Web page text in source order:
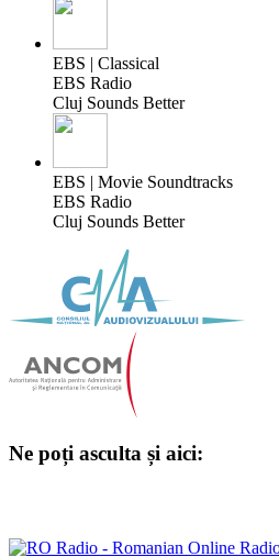
EBS | Classical
EBS Radio
Cluj Sounds Better
EBS | Movie Soundtracks
EBS Radio
Cluj Sounds Better
Ne poți asculta și aici: